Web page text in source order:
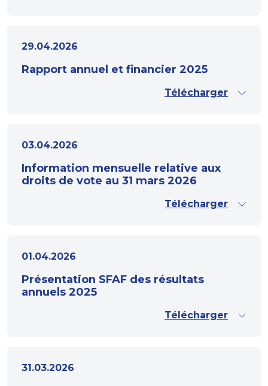
29.04.2026
Rapport annuel et financier 2025
Télécharger
03.04.2026
Information mensuelle relative aux
droits de vote au 31 mars 2026
Télécharger
01.04.2026
Présentation SFAF des résultats
annuels 2025
Télécharger
31.03.2026